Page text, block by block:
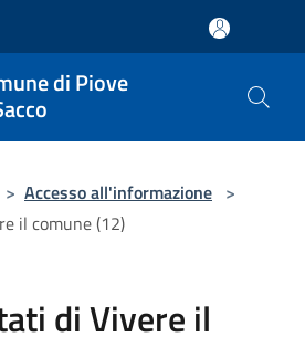
di Piove
> Accesso all'informazione >
il comune (12)
di Vivere il